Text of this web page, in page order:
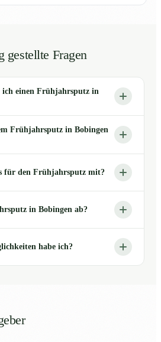
gestellte Fragen
einen Frühjahrsputz in
Frühjahrsputz in Bobingen
für den Frühjahrsputz mit?
in Bobingen ab?
habe ich?